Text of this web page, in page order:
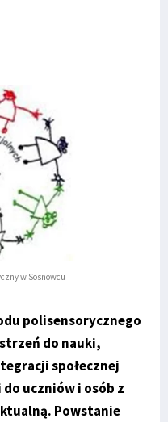
w Sosnowcu
polisensorycznego
do nauki,
społecznej
uczniów i osób z
Powstanie